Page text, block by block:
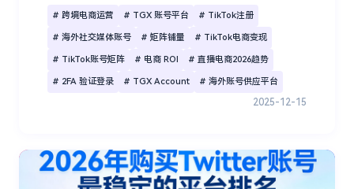
# 跨境电商运营 # TGX 账号平台 # TikTok注册
# 海外社交媒体账号 # 矩阵铺量 # TikTok电商变现
# TikTok账号矩阵 # 电商 ROI # 直播电商2026趋势
# 2FA 验证登录 # TGX Account # 海外账号供应平台
2025-12-15